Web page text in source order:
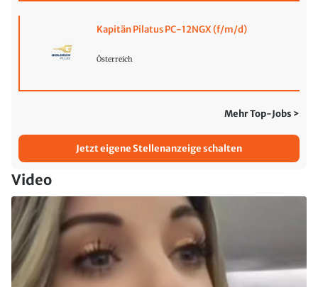
Kapitän Pilatus PC-12NGX (f/m/d)
Österreich
Mehr Top-Jobs >
Jetzt eigene Stellenanzeige schalten
Video